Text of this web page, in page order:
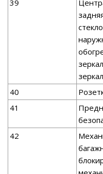
39
40
41
42